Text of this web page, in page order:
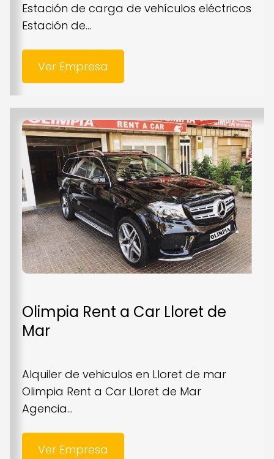
Estación de carga de vehículos eléctricos
Estación de...
Ver Empresa
Olimpia Rent a Car Lloret de
Mar
Alquiler de vehiculos en Lloret de mar
Olimpia Rent a Car Lloret de Mar
Agencia...
Ver Empresa